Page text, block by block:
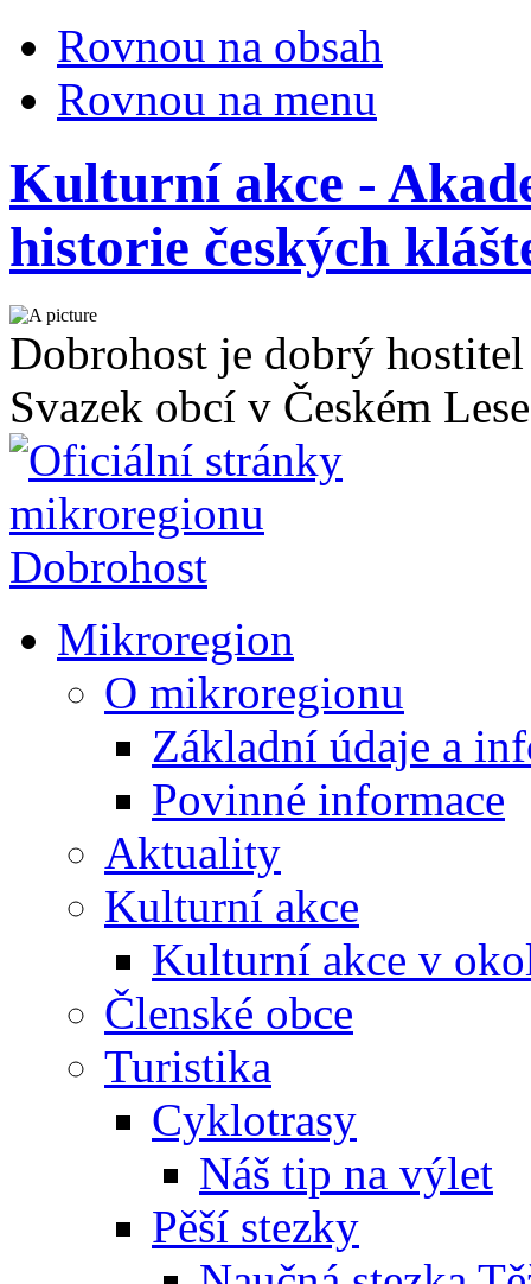
Rovnou na obsah
Rovnou na menu
Kulturní akce -
historie českých
Dobrohost je dobrý hostitel
Svazek obcí v Českém Lese
Mikroregion
O mikroregionu
Základní údaje a
Povinné informace
Aktuality
Kulturní akce
Kulturní akce v
Členské obce
Turistika
Cyklotrasy
Náš tip na výlet
Pěší stezky